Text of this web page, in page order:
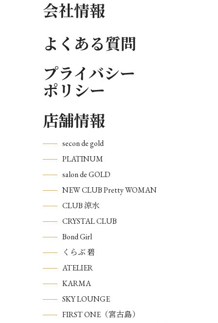
会社情報
よくある質問
プライバシー
ポリシー
店舗情報
secon de gold
PLATINUM
salon de GOLD
NEW CLUB Pretty WOMAN
CLUB 涼水
CRYSTAL CLUB
Bond Girl
くらぶ 碧
ATELIER
KARMA
SKY LOUNGE
FIRST ONE（宮古島）